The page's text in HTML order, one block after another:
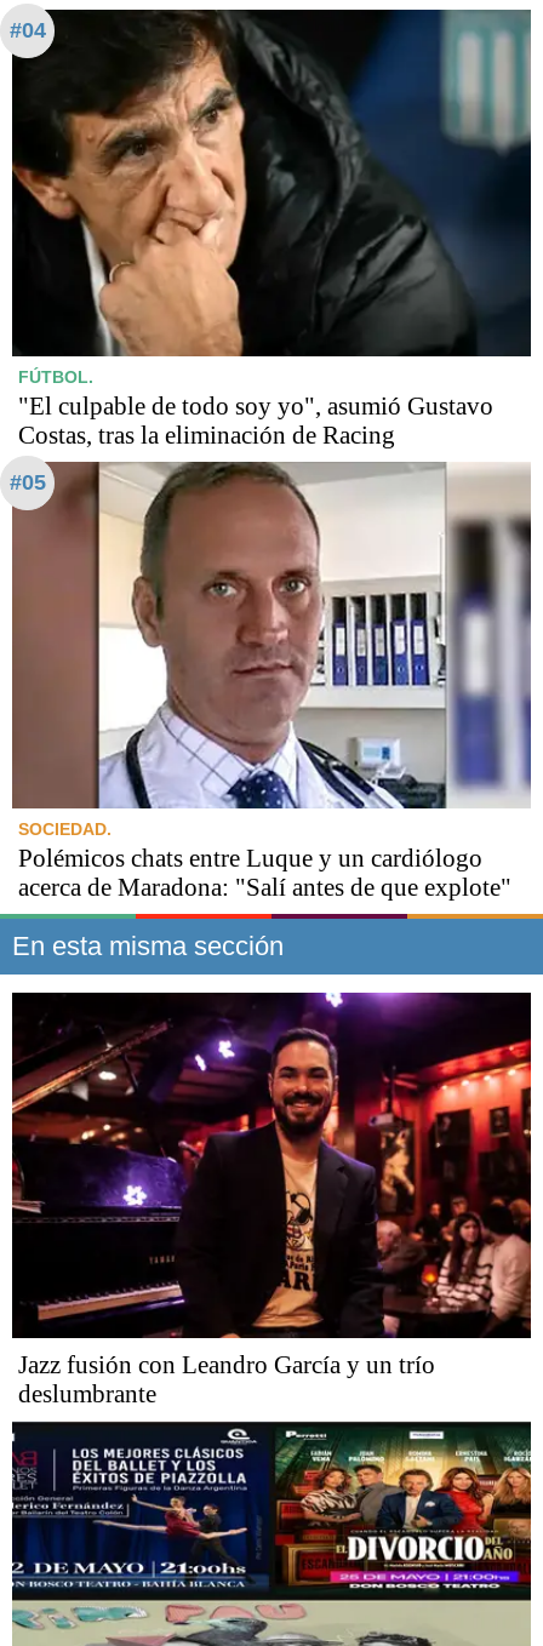
#04
FÚTBOL.
"El culpable de todo soy yo", asumió Gustavo
Costas, tras la eliminación de Racing
#05
SOCIEDAD.
Polémicos chats entre Luque y un cardiólogo
acerca de Maradona: "Salí antes de que explote"
En esta misma sección
Jazz fusión con Leandro García y un trío
deslumbrante